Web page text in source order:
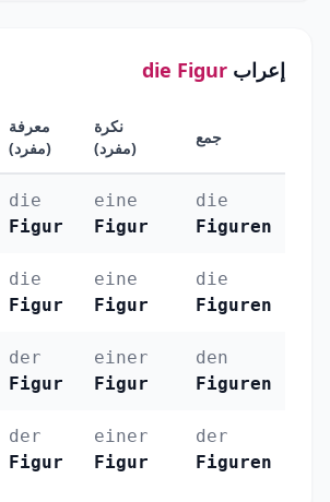
إعراب die Figur
معرفة
(مفرد)
نكرة
(مفرد)
جمع
die
Figur
eine
Figur
die
Figuren
die
Figur
eine
Figur
die
Figuren
der
Figur
einer
Figur
den
Figuren
der
Figur
einer
Figur
der
Figuren